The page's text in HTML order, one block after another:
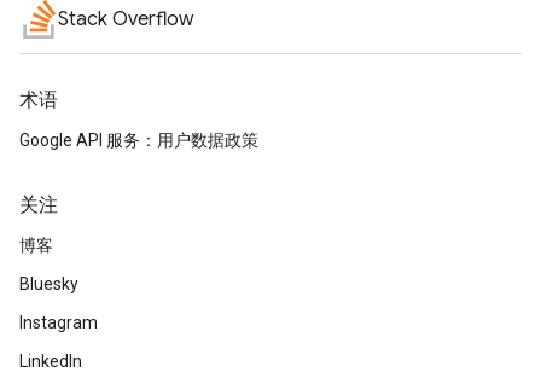
Stack Overflow
术语
Google API 服务：用户数据政策
关注
博客
Bluesky
Instagram
LinkedIn